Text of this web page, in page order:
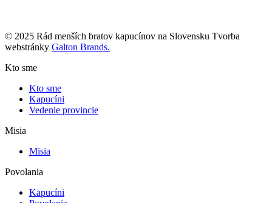
© 2025 Rád menších bratov kapucínov na Slovensku Tvorba
webstránky Galton Brands.
Kto sme
Kto sme
Kapucíni
Vedenie provincie
Misia
Misia
Povolania
Kapucíni